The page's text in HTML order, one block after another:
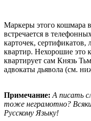
Маркеры этого кошмара
встречается в
карточек,
квартир. Нехорошие это
квартирует сам Князь
адвокаты дьявола (см.
Примечание: А писать
тоже неграмотно?
Русскому Языку!